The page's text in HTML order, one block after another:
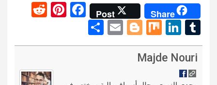
Share
Post
F
ce
Pi
er
t
d
t
T
u
m
bl
Li
n
ke
M
ix
Bl
o
E
m
h
Majde Nouri